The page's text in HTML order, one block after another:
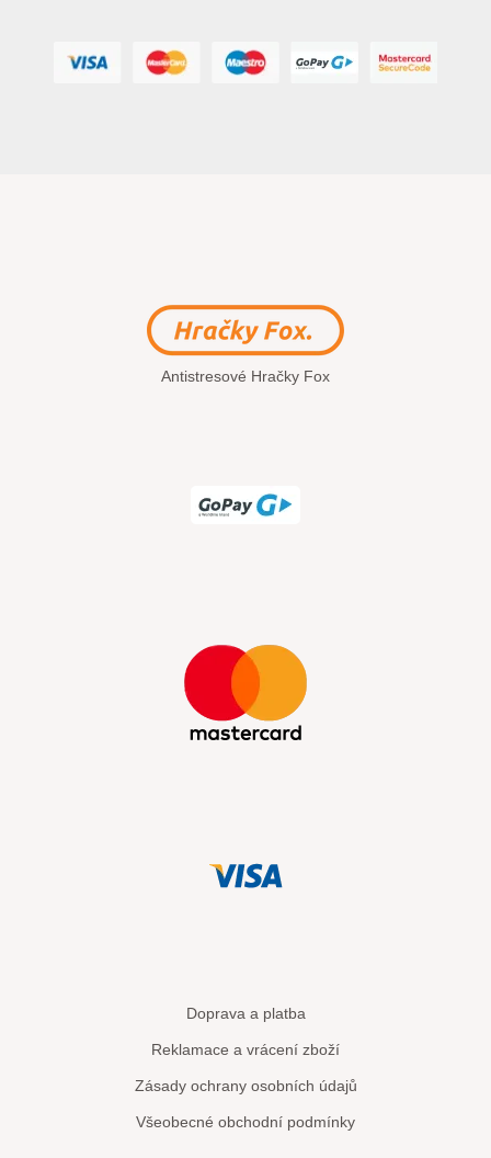
Antistresové Hračky Fox
Doprava a platba
Reklamace a vrácení zboží
Zásady ochrany osobních údajů
Všeobecné obchodní podmínky